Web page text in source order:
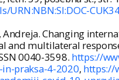
Andreja. Changing
and multilateral
0040-3598. https://
praksa-4-2020, https://